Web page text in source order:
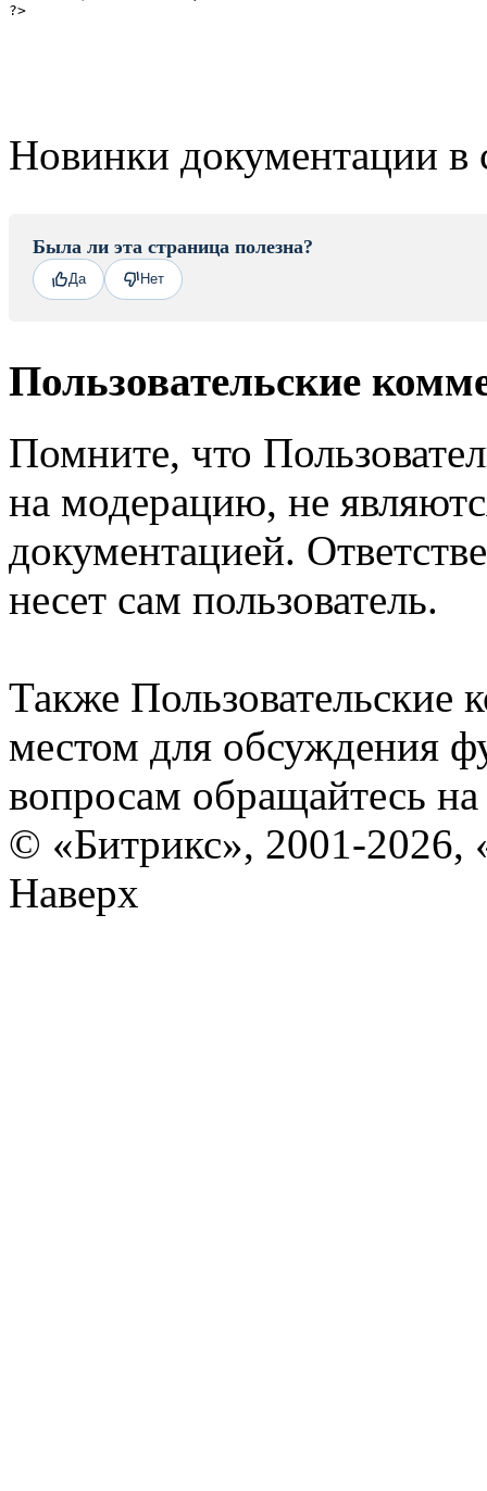
?>
Новинки документации в
Была ли эта страница полезна?
Да Нет
Пользовательские
Помните, что
на модерацию, не
документацией.
несет сам пользователь.
Также Пользовательские
местом для обсуждения
вопросам обращайтесь
© «Битрикс», 2001-2026,
Наверх